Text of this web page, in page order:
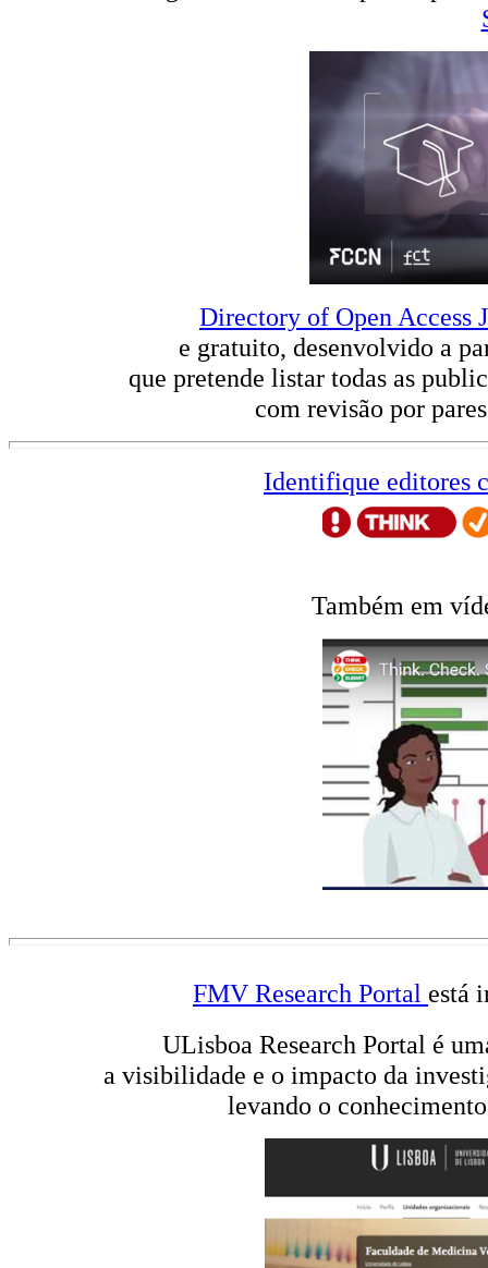
Directory of Open Access
e gratuito, desenvolvido a
que pretende listar todas as
com revisão por
Identifique editores
Também em
FMV Research Portal está
ULisboa Research Portal é
a visibilidade e o impacto da
levando o